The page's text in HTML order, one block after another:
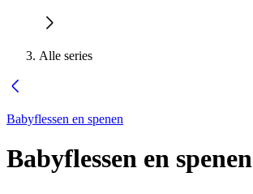
Alle series
Babyflessen en spenen
Babyflessen en spenen